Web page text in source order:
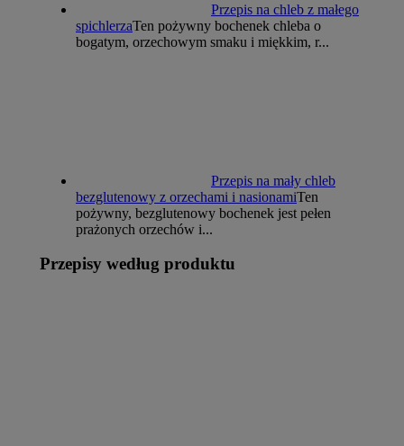
Przepis na chleb z małego
spichlerzaTen pożywny bochenek chleba o
bogatym, orzechowym smaku i miękkim, r...
Przepis na mały chleb
bezglutenowy z orzechami i nasionamiTen
pożywny, bezglutenowy bochenek jest pełen
prażonych orzechów i...
Przepisy według produktu